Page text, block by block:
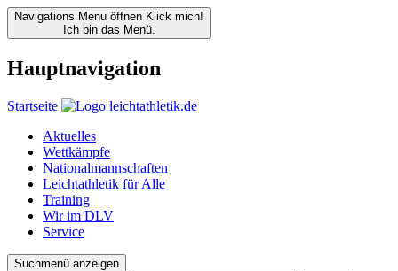
Navigations Menu öffnen Klick mich!
Ich bin das Menü.
Hauptnavigation
Startseite
Aktuelles
Wettkämpfe
Nationalmannschaften
Leichtathletik für Alle
Training
Wir im DLV
Service
Suchmenü anzeigen